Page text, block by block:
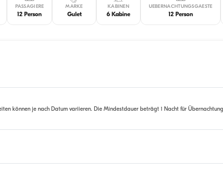
PASSAGIERE
12 Person
MARKE
Gulet
KABINEN
6 Kabine
UEBERNACHTUNGSGAESTE
12 Person
können je nach Datum variieren. Die Mindestdauer beträgt 1 Nacht für